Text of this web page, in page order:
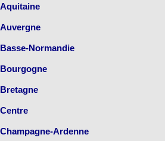
Aquitaine
Auvergne
Basse-Normandie
Bourgogne
Bretagne
Centre
Champagne-Ardenne